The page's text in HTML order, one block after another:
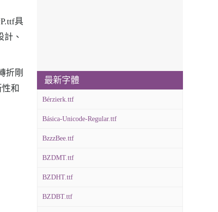
具
、
折剛
和
最新字體
Bérzierk.ttf
Básica-Unicode-Regular.ttf
BzzzBee.ttf
BZDMT.ttf
BZDHT.ttf
BZDBT.ttf